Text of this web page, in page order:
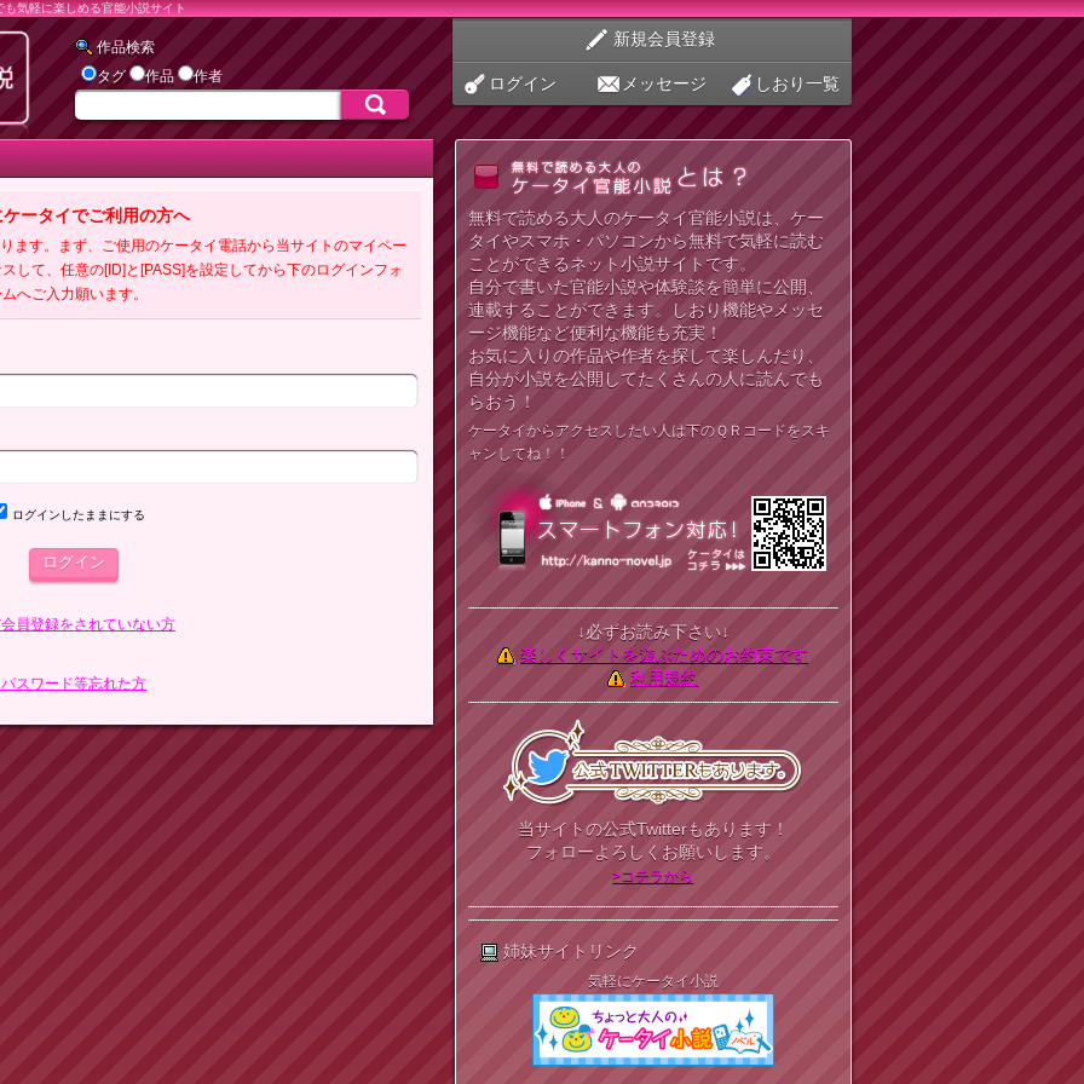
気軽に楽しめる官能小説サイト
作品検索
タグ
作品 作者
新規会員登録
ログイン メッセージ しおり一覧
ータイでご利用の方へ
ます。まず、ご使用のケータイ電話から当サイトのマイペー
して、任意の[ID]と[PASS]を設定してから下のログインフォ
へご入力願います。
ログインしたままにする
員登録をされていない方
スワード等忘れた方
無料で読める大人のケータイ官能小説は、ケー
タイやスマホ・パソコンから無料で気軽に読む
ことができるネット小説サイトです。
自分で書いた官能小説や体験談を簡単に公開、
連載することができます。しおり機能やメッセ
ージ機能など便利な機能も充実！
お気に入りの作品や作者を探して楽しんだり、
自分が小説を公開してたくさんの人に読んでも
らおう！
ケータイからアクセスしたい人は下のＱＲコードをスキ
ャンしてね！！
↓必ずお読み下さい↓
楽しくサイトを遊ぶためのお約束です
利用規約
当サイトの公式Twitterもあります！
フォローよろしくお願いします。
>コチラから
姉妹サイトリンク
気軽にケータイ小説